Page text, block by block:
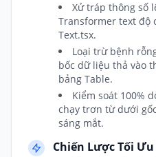
Xử tráp thông số
Transformer text độ
Text.tsx.
Loại trừ bệnh
bốc dữ liệu thả vào
bảng Table.
Kiểm soát 100%
chạy trơn từ dưới
sáng mắt.
Chiến Lược Tối Ưu